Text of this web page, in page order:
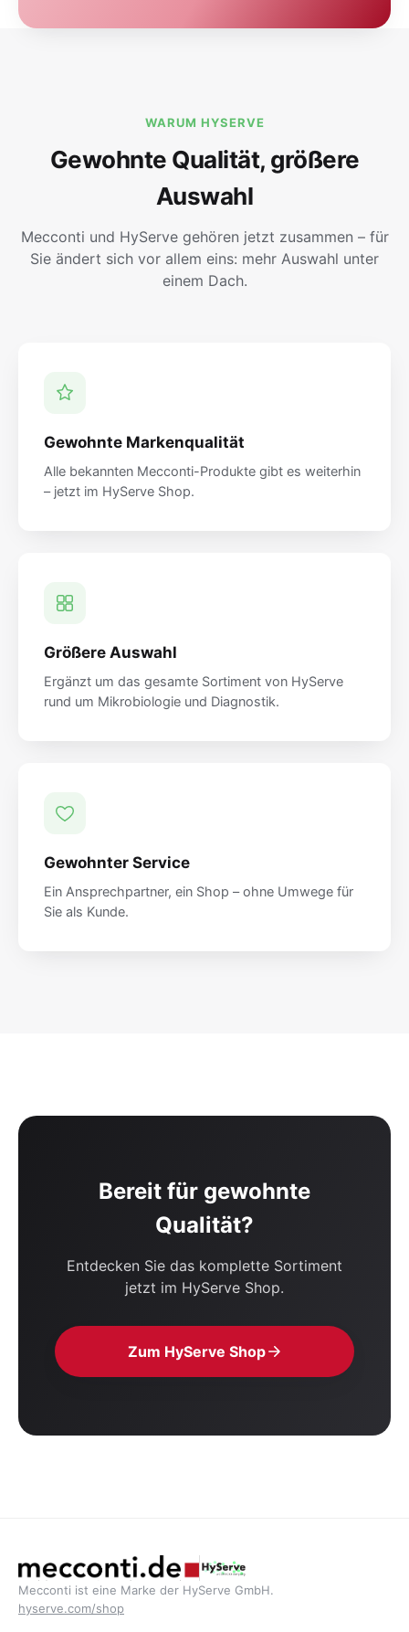
WARUM HYSERVE
Gewohnte Qualität, größere
Auswahl
Mecconti und HyServe gehören jetzt zusammen – für
Sie ändert sich vor allem eins: mehr Auswahl unter
einem Dach.
Gewohnte Markenqualität
Alle bekannten Mecconti-Produkte gibt es weiterhin
– jetzt im HyServe Shop.
Größere Auswahl
Ergänzt um das gesamte Sortiment von HyServe
rund um Mikrobiologie und Diagnostik.
Gewohnter Service
Ein Ansprechpartner, ein Shop – ohne Umwege für
Sie als Kunde.
Bereit für gewohnte
Qualität?
Entdecken Sie das komplette Sortiment
jetzt im HyServe Shop.
Zum HyServe Shop
Mecconti ist eine Marke der HyServe GmbH.
hyserve.com/shop